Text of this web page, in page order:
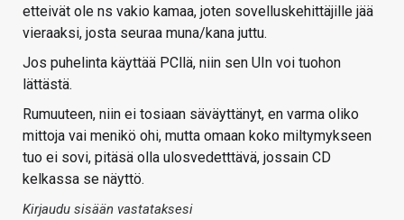
etteivät ole ns vakio kamaa, joten sovelluskehittäjille jää
vieraaksi, josta seuraa muna/kana juttu.
Jos puhelinta käyttää PCllä, niin sen UIn voi tuohon
lättästä.
Rumuuteen, niin ei tosiaan säväyttänyt, en varma oliko
mittoja vai menikö ohi, mutta omaan koko miltymykseen
tuo ei sovi, pitäsä olla ulosvedetttävä, jossain CD
kelkassa se näyttö.
Kirjaudu sisään vastataksesi